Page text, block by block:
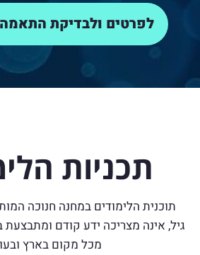
לפרטים ולבדיקת
תכניות
תוכנית הלימודים במחנה חנוכה
גיל, אינה מצריכה ידע קודם ומתבצעת
מכל מקום בארץ